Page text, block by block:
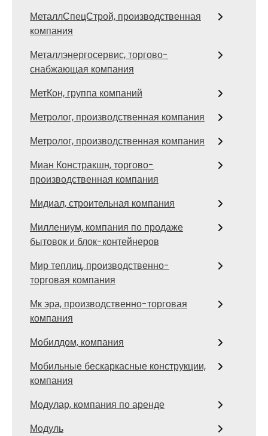
МеталлСпецСтрой, производственная
компания
Металлэнергосервис, торгово-
снабжающая компания
МетКон, группа компаний
Метролог, производственная компания
Метролог, производственная компания
Миан Констракшн, торгово-
производственная компания
Мидиал, строительная компания
Миллениум, компания по продаже
бытовок и блок-контейнеров
Мир теплиц, производственно-
торговая компания
Мк эра, производственно-торговая
компания
Мобилдом, компания
Мобильные бескаркасные конструкции,
компания
Модулар, компания по аренде
Модуль